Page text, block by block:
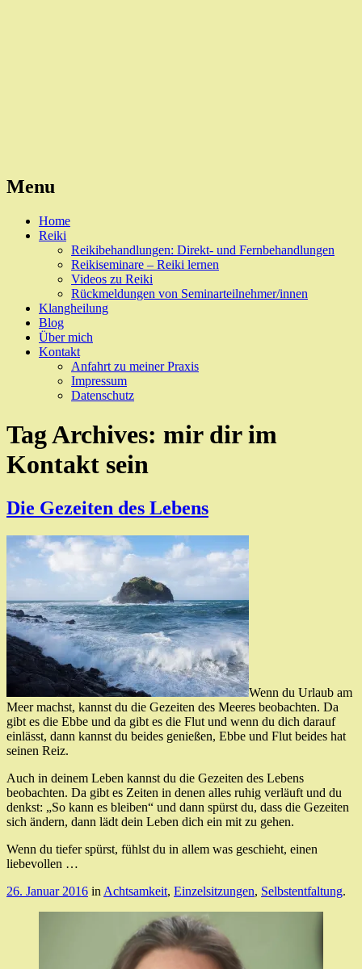
Menu
Skip
Home
Reiki
Reikibehandlungen: Direkt- und Fernbehandlungen
Reikiseminare – Reiki lernen
Videos zu Reiki
Rückmeldungen von Seminarteilnehmer/innen
Klangheilung
Blog
Über mich
Kontakt
Anfahrt zu meiner Praxis
Impressum
Datenschutz
Tag Archives: mir dir im
Kontakt sein
Die Gezeiten des Lebens
Wenn du Urlaub am
Meer machst, kannst du die Gezeiten des Meeres beobachten. Da
gibt es die Ebbe und da gibt es die Flut und wenn du dich darauf
einlässt, dann kannst du beides genießen, Ebbe und Flut beides hat
seinen Reiz.
Auch in deinem Leben kannst du die Gezeiten des Lebens
beobachten. Da gibt es Zeiten in denen alles ruhig verläuft und du
denkst: „So kann es bleiben“ und dann spürst du, dass die Gezeiten
sich ändern, dann lädt dein Leben dich ein mit zu gehen.
Wenn du tiefer spürst, fühlst du in allem was geschieht, einen
liebevollen …
26. Januar 2016 in Achtsamkeit, Einzelsitzungen, Selbstentfaltung.